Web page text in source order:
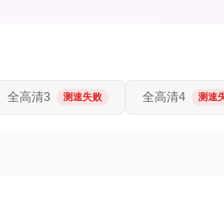
全高清3 测速失败 全高清4 测速